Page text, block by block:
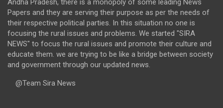
Andha Pradesh, there is a monopoly of some leading News
Papers and they are serving their purpose as per the needs of
their respective political parties. In this situation no one is
focusing the rural issues and problems. We started "SIRA
NEWS" to focus the rural issues and promote their culture and
educate them. we are trying to be like a bridge between society
and government through our updated news.
@Team Sira News